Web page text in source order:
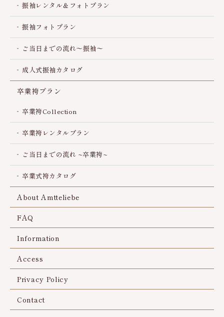
振袖レンタル＆フォトプラン
振袖フォトプラン
ご当日までの流れ～振袖～
成人式振袖カタログ
卒業袴プラン
卒業袴Collection
卒業袴レンタルプラン
ご当日までの流れ ~卒業袴~
卒業式袴カタログ
About Amtteliebe
FAQ
Information
Access
Privacy Policy
Contact